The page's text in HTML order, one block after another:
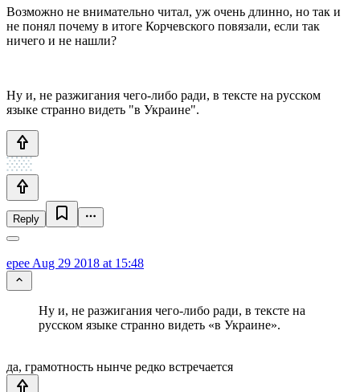
Возможно не внимательно читал, уж очень длинно, но так и
не понял почему в итоге Корчевского повязали, если так
ничего и не нашли?
Ну и, не разжигания чего-либо ради, в тексте на русском
языке странно видеть "в Украине".
Reply
epee Aug 29 2018 at 15:48
Ну и, не разжигания чего-либо ради, в тексте на
русском языке странно видеть «в Украине».
да, грамотность нынче редко встречается